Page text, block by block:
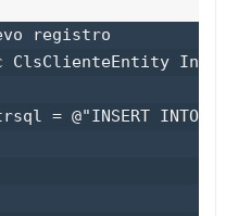
registro
ClsClienteEntity
= @"INSERT INTO